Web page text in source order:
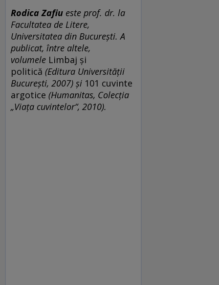
Rodica Zafiu este prof. dr. la
Facultatea de Litere,
Universitatea din București. A
publicat, între altele,
volumele Limbaj și
politică (Editura Universității
București, 2007) și 101 cuvinte
argotice (Humanitas, Colecția
„Viața cuvintelor“, 2010).